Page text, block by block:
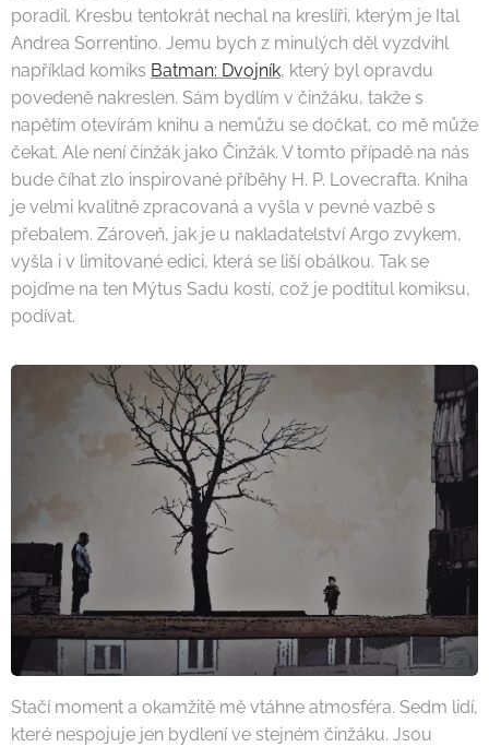
poradil. Kresbu tentokrát nechal na kreslíři, kterým je Ital
Andrea Sorrentino. Jemu bych z minulých děl vyzdvihl
například komiks Batman: Dvojník, který byl opravdu
povedeně nakreslen. Sám bydlím v činžáku, takže s
napětím otevírám knihu a nemůžu se dočkat, co mě může
čekat. Ale není činžák jako Činžák. V tomto případě na nás
bude číhat zlo inspirované příběhy H. P. Lovecrafta. Kniha
je velmi kvalitně zpracovaná a vyšla v pevné vazbě s
přebalem. Zároveň, jak je u nakladatelství Argo zvykem,
vyšla i v limitované edici, která se liší obálkou. Tak se
pojďme na ten Mýtus Sadu kostí, což je podtitul komiksu,
podívat.
Stačí moment a okamžitě mě vtáhne atmosféra. Sedm lidí,
které nespojuje jen bydlení ve stejném činžáku. Jsou